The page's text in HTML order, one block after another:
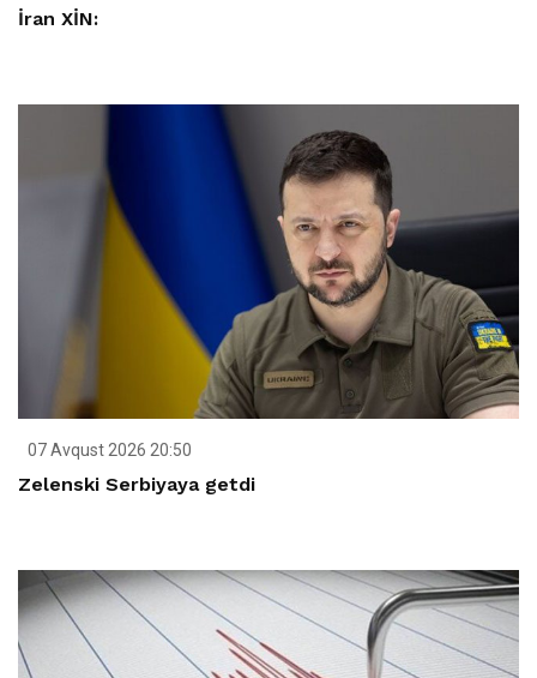
İran XİN:
07 Avqust 2026 20:50
Zelenski Serbiyaya getdi